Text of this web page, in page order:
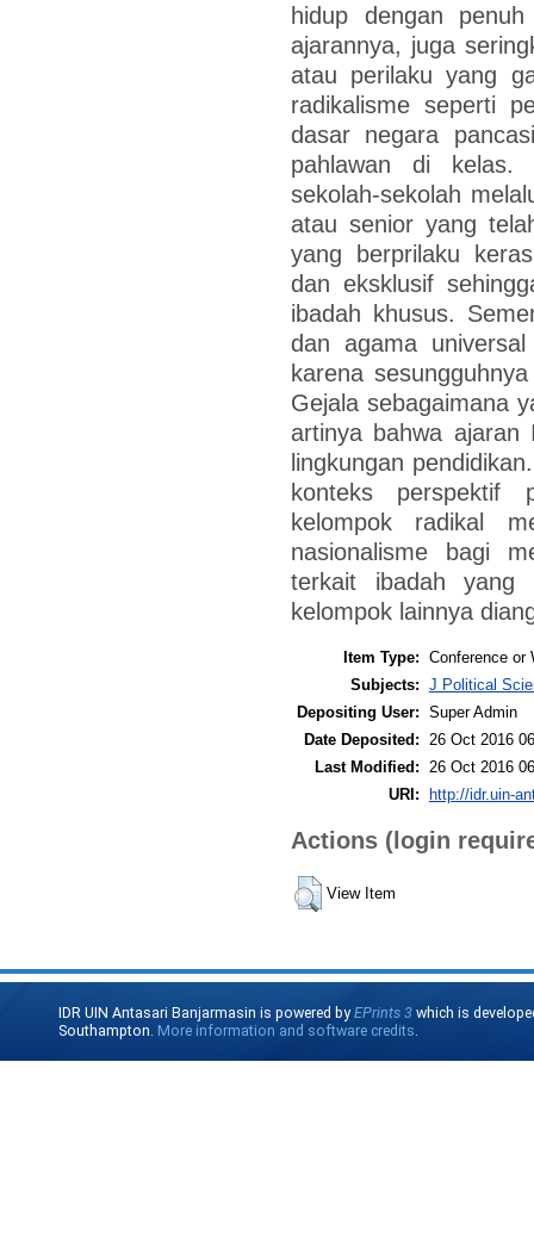
hidup dengan
ajarannya, juga
atau perilaku yang
radikalisme seperti
dasar negara
pahlawan di kelas.
sekolah-sekolah
atau senior yang
yang berprilaku
dan eksklusif
ibadah khusus.
dan agama
karena
Gejala sebagaimana
artinya bahwa ajaran
lingkungan
konteks perspektif
kelompok radikal
nasionalisme bagi
terkait ibadah yang
kelompok lainnya
Item Type: Conference or
Subjects: J Political
Depositing User: Super Admin
Date Deposited:
26 Oct 2016
Last Modified:
26 Oct 2016
URI: http://idr.uin-
Actions (login
View Item
IDR UIN Antasari Banjarmasin is powered byEPrints 3 which is
Southampton. More information and software credits.